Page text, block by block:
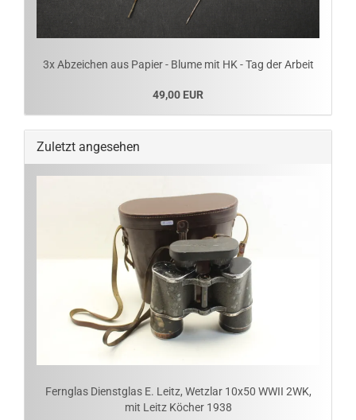
3x Abzeichen aus Papier - Blume mit HK - Tag der Arbeit
49,00 EUR
Zuletzt angesehen
Fernglas Dienstglas E. Leitz, Wetzlar 10x50 WWII 2WK,
mit Leitz Köcher 1938